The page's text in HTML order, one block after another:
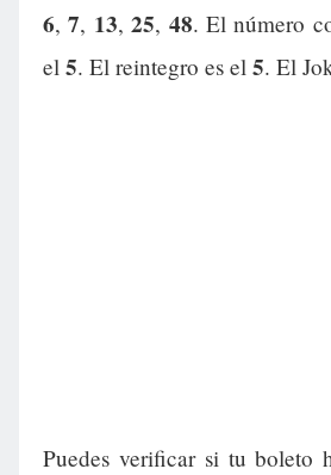
6,7, 13,25, 48. El número
el 5. El reintegro es el 5. El
Puedes verificar si tu boleto